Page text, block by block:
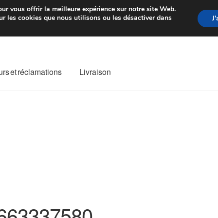
de 7 EUR Du lundi au
et réclamations Livraison
vous offrir la meilleure expérience sur notre site Web.
les cookies que nous utilisons ou les désactiver dans